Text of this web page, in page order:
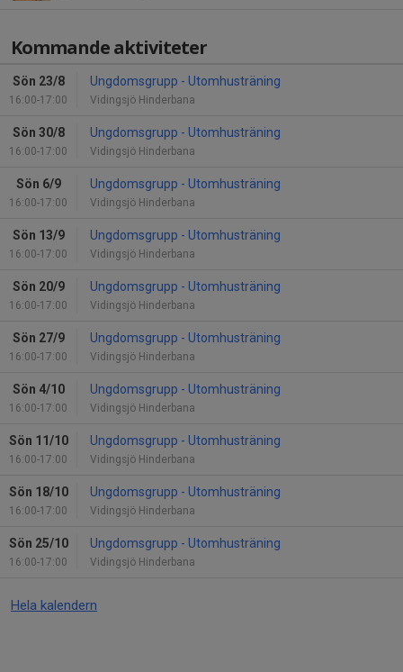
Kommande aktiviteter
Sön 23/8
16:00-17:00
Ungdomsgrupp - Utomhusträning
Vidingsjö Hinderbana
Sön 30/8
16:00-17:00
Ungdomsgrupp - Utomhusträning
Vidingsjö Hinderbana
Sön 6/9
16:00-17:00
Ungdomsgrupp - Utomhusträning
Vidingsjö Hinderbana
Sön 13/9
16:00-17:00
Ungdomsgrupp - Utomhusträning
Vidingsjö Hinderbana
Sön 20/9
16:00-17:00
Ungdomsgrupp - Utomhusträning
Vidingsjö Hinderbana
Sön 27/9
16:00-17:00
Ungdomsgrupp - Utomhusträning
Vidingsjö Hinderbana
Sön 4/10
16:00-17:00
Ungdomsgrupp - Utomhusträning
Vidingsjö Hinderbana
Sön 11/10
16:00-17:00
Ungdomsgrupp - Utomhusträning
Vidingsjö Hinderbana
Sön 18/10
16:00-17:00
Ungdomsgrupp - Utomhusträning
Vidingsjö Hinderbana
Sön 25/10
16:00-17:00
Ungdomsgrupp - Utomhusträning
Vidingsjö Hinderbana
Hela kalendern